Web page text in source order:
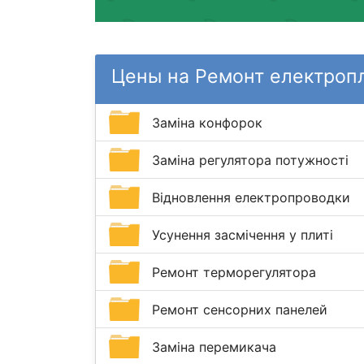
Цены на Ремонт
Заміна конфорок
Заміна регулятора потужності
Відновлення електропроводки
Усунення засмічення у плиті
Ремонт терморегулятора
Ремонт сенсорних панелей
Заміна перемикача